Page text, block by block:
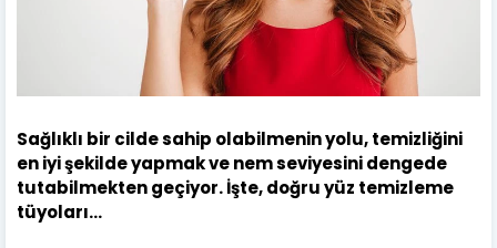
Sağlıklı bir cilde sahip olabilmenin yolu, temizliğini
en iyi şekilde yapmak ve nem seviyesini dengede
tutabilmekten geçiyor. İşte, doğru yüz temizleme
tüyoları...